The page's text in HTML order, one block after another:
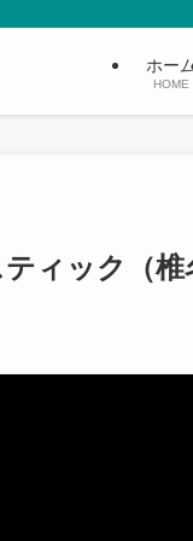
ホー
HOME
ィック（椎